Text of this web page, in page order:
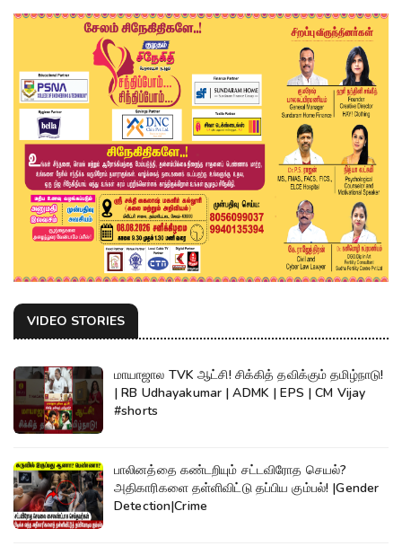
VIDEO STORIES
மாயாஜால TVK ஆட்சி! சிக்கித் தவிக்கும் தமிழ்நாடு!
| RB Udhayakumar | ADMK | EPS | CM Vijay
#shorts
பாலினத்தை கண்டறியும் சட்டவிரோத செயல்?
அதிகாரிகளை தள்ளிவிட்டு தப்பிய கும்பல்! |Gender
Detection|Crime